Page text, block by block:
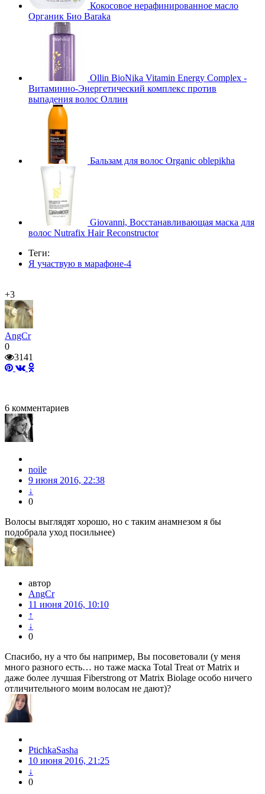
Кокосовое нерафинированное масло
Органик Био Baraka
Ollin BioNika Vitamin Energy Complex -
Витаминно-Энергетический комплекс против
выпадения волос Оллин
Бальзам для волос Organic oblepikha
Giovanni, Восстанавливающая маска для
волос Nutrafix Hair Reconstructor
Теги:
Я участвую в марафоне-4
+3
AngCr
0
3141
6 комментариев
noile
9 июня 2016, 22:38
↓
0
Волосы выглядят хорошо, но с таким анамнезом я бы
подобрала уход посильнее)
автор
AngCr
11 июня 2016, 10:10
↑
↓
0
Спасибо, ну а что бы например, Вы посоветовали (у меня
много разного есть… но таже маска Total Treat от Matrix и
даже более лучшая Fiberstrong от Matrix Biolage особо ничего
отличительного моим волосам не дают)?
PtichkaSasha
10 июня 2016, 21:25
↓
0